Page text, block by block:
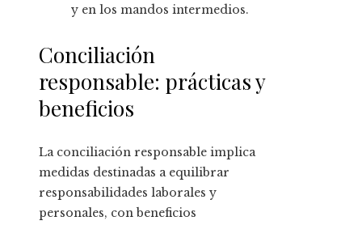
y en los mandos intermedios.
Conciliación
responsable: prácticas y
beneficios
La conciliación responsable implica
medidas destinadas a equilibrar
responsabilidades laborales y
personales, con beneficios